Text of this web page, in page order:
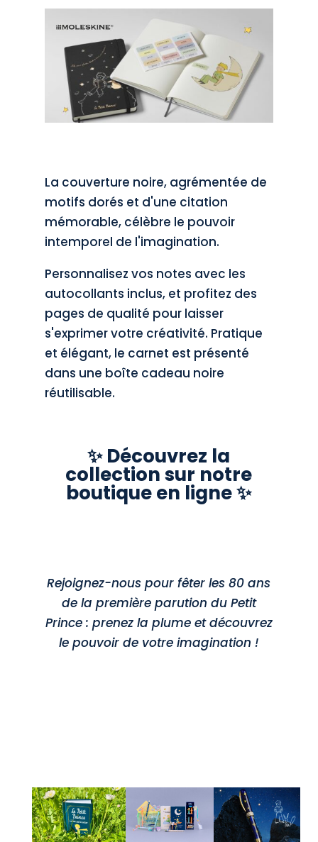
La couverture noire, agrémentée de
motifs dorés et d'une citation
mémorable, célèbre le pouvoir
intemporel de l'imagination.
Personnalisez vos notes avec les
autocollants inclus, et profitez des
pages de qualité pour laisser
s'exprimer votre créativité. Pratique
et élégant, le carnet est présenté
dans une boîte cadeau noire
réutilisable.
✨ Découvrez la
collection sur notre
boutique en ligne ✨
Rejoignez-nous pour fêter les 80 ans
de la première parution du Petit
Prince : prenez la plume et découvrez
le pouvoir de votre imagination !